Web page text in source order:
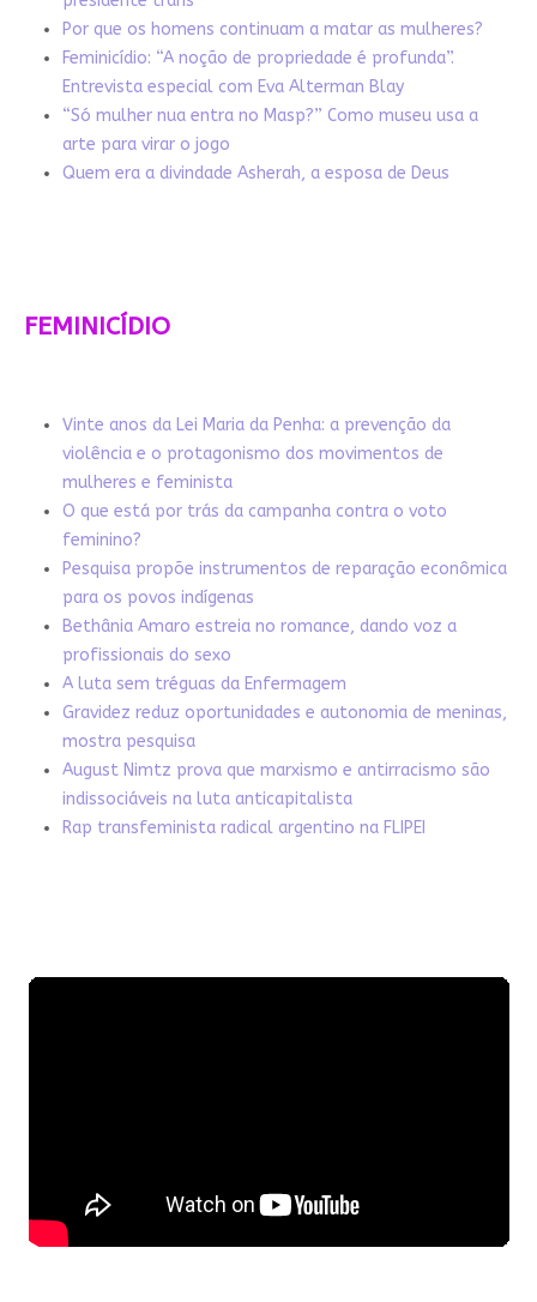
Por que os homens continuam a matar as mulheres?
Feminicídio: “A noção de propriedade é profunda”.
Entrevista especial com Eva Alterman Blay
“Só mulher nua entra no Masp?” Como museu usa a
arte para virar o jogo
Quem era a divindade Asherah, a esposa de Deus
FEMINICÍDIO
Vinte anos da Lei Maria da Penha: a prevenção da
violência e o protagonismo dos movimentos de
mulheres e feminista
O que está por trás da campanha contra o voto
feminino?
Pesquisa propõe instrumentos de reparação econômica
para os povos indígenas
Bethânia Amaro estreia no romance, dando voz a
profissionais do sexo
A luta sem tréguas da Enfermagem
Gravidez reduz oportunidades e autonomia de meninas,
mostra pesquisa
August Nimtz prova que marxismo e antirracismo são
indissociáveis na luta anticapitalista
Rap transfeminista radical argentino na FLIPEI